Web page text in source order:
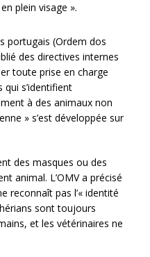
plein visage ».
portugais (Ordem dos
des directives internes
toute prise en charge
qui s’identifient
à des animaux non
» s’est développée sur
des masques ou des
animal. L’OMV a précisé
reconnaît pas l’« identité
sont toujours
et les vétérinaires ne